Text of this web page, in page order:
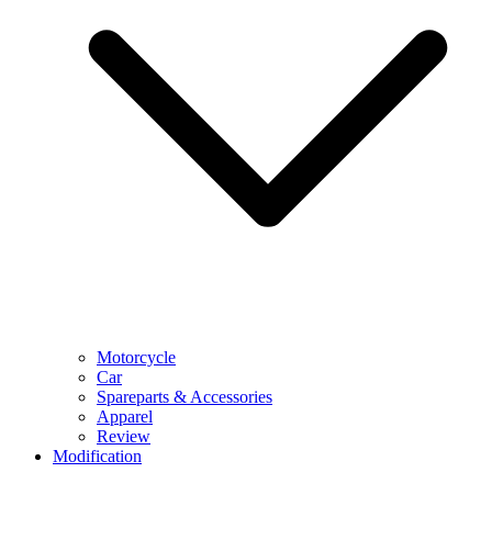
Motorcycle
Car
Spareparts & Accessories
Apparel
Review
Modification